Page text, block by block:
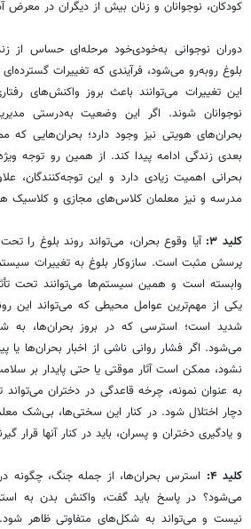
کودکان، نوجوانان و زنان بیش از دیگران در معرض
دوران نوجوانی به‌خودی‌خود مرحله‌ای حساس از
بلوغ روبه‌رو می‌شود، فرآیندی که تغییرات
این تغییرات می‌توانند باعث بروز واکنش‌های
نوجوانان شوند. اگر این وضعیت به‌درستی
بحران‌های هویتی نیز وجود دارد؛ بحران‌هایی که
بعدی زندگی ادامه پیدا کند. از همین رو توجه
بحرانی اهمیت زیادی دارد و این توجه‌کنندگان،
مدرسه و نیز معلمان کلاس‌های مجازی و کلاسیک
کلید ۳:
آیا وقوع بحران، می‌تواند روند بلوغ را
پرسش مثبت است. سازوکار بلوغ به تغییرات
وابسته است و همین سیستم‌ها می‌توانند تحت
یکی از مهم‌ترین عوامل محیطی که می‌تواند این
شدید است؛ استرسی که در بروز بحران‌ها، به
می‌شود. اگر فشار روانی ناشی از اخبار بحران‌ها یا
نشود، ممکن است آثار موقتی یا حتی پایدار بر
به عنوان نمونه، چرخه قاعدگی در دختران می‌تواند
دچار اختلال شود. در کنار این سختی‌ها، بی‌شک
و یادگیری دختران و پسران، باید در کنار آنها قرار
کلید ۴:
استرس بحران‌ها، از جمله جنگ، چگونه
می‌شود؟ در پاسخ باید گفت، واکنش بدن به
نیست و می‌تواند به شکل‌های متفاوتی ظاهر